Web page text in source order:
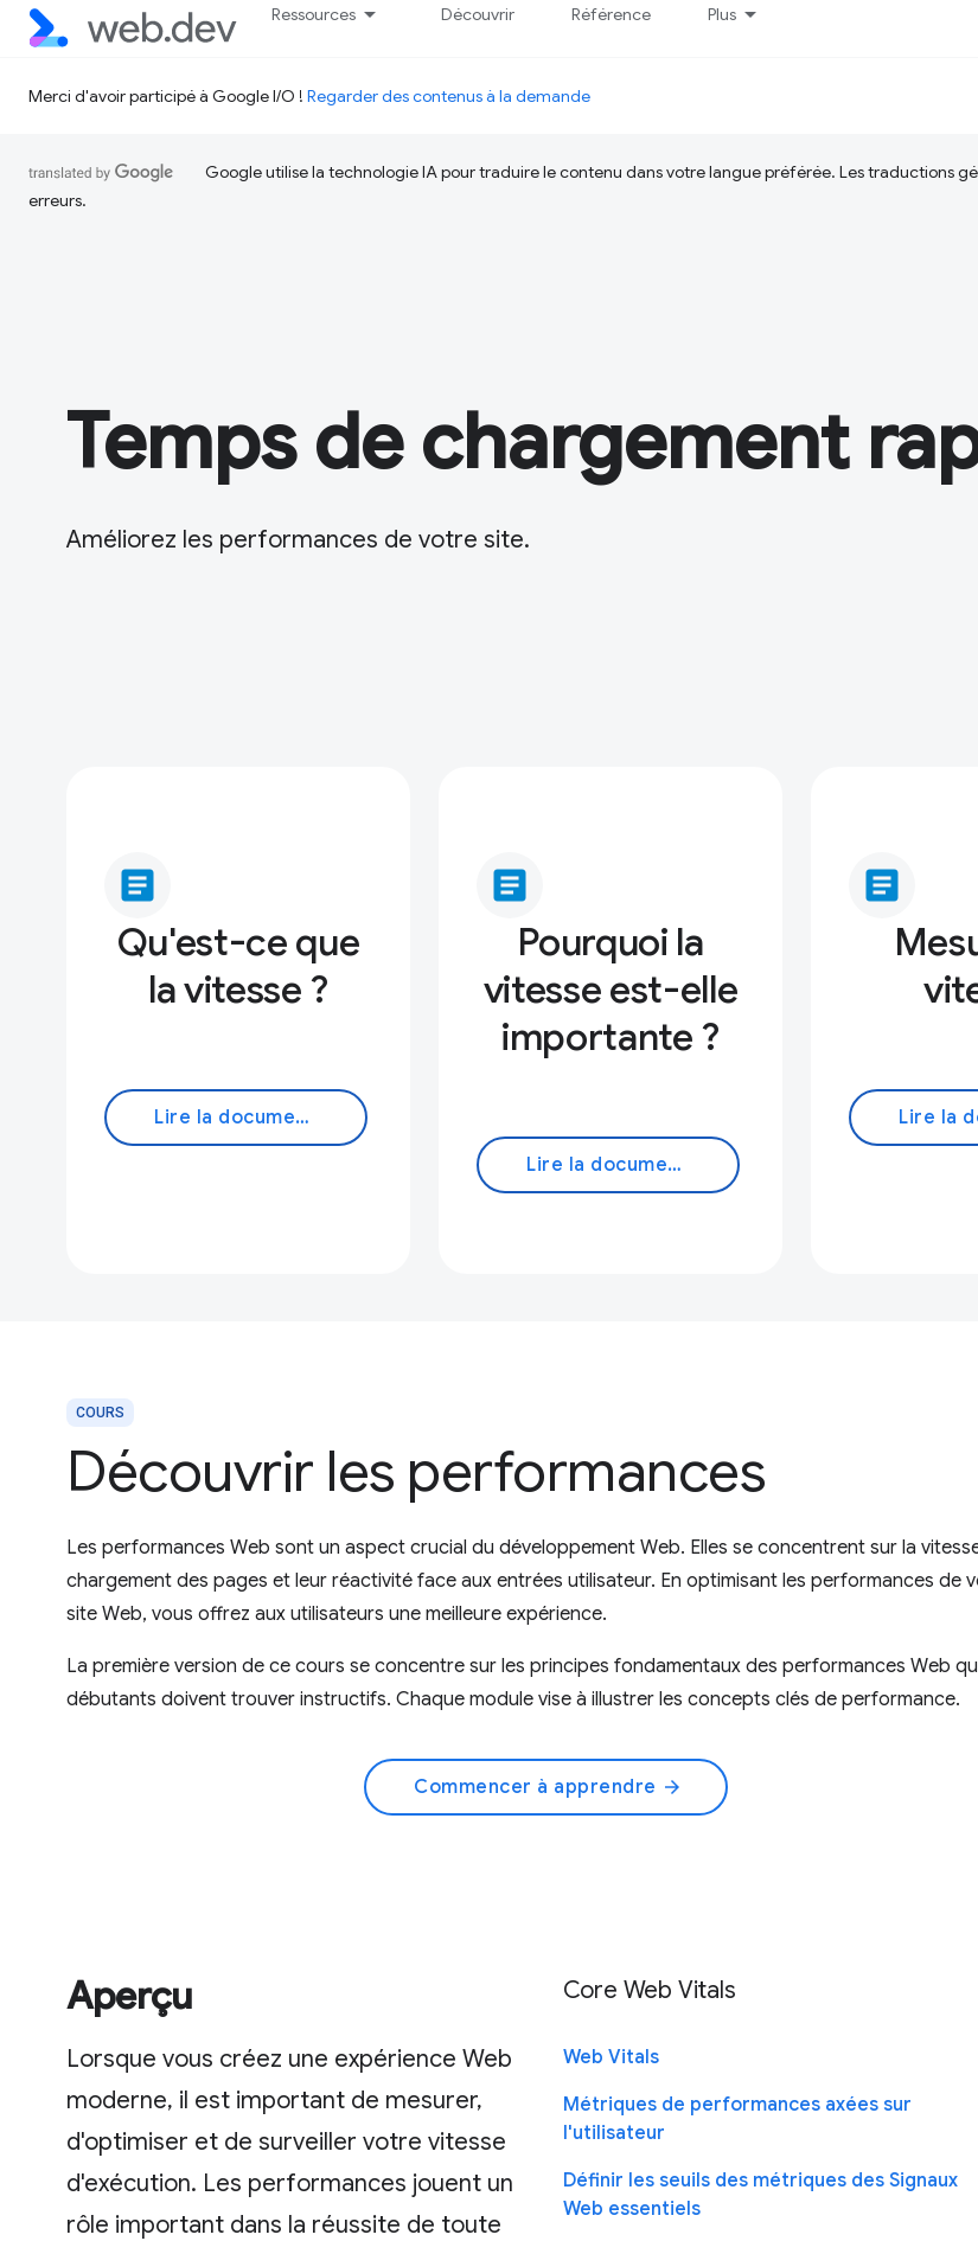
Ressources Découvrir Référence Plus
Merci d'avoir participé à Google I/O ! Regarder des contenus à la demande
Google utilise la technologie IA pour traduire le contenu dans votre langue préférée. Les traductions
erreurs.
Temps de chargement
Améliorez les performances de votre site.
article
Qu'est-ce que
la vitesse ?
Lire la documentation
article
Pourquoi la
vitesse est-elle
importante ?
Lire la documentation
article
COURS
Découvrir les performances
Les performances Web sont un aspect crucial du développement Web. Elles se concentrent sur la
chargement des pages et leur réactivité face aux entrées utilisateur. En optimisant les performances de
site Web, vous offrez aux utilisateurs une meilleure expérience.
La première version de ce cours se concentre sur les principes fondamentaux des performances Web
débutants doivent trouver instructifs. Chaque module vise à illustrer les concepts clés de performance.
Commencer à apprendre arrow_forward
Aperçu
Lorsque vous créez une expérience Web
moderne, il est important de mesurer,
d'optimiser et de surveiller votre vitesse
d'exécution. Les performances jouent un
rôle important dans la réussite de toute
Core Web Vitals
Web Vitals
Métriques de performances axées sur
l'utilisateur
Définir les seuils des métriques des Signaux
Web essentiels